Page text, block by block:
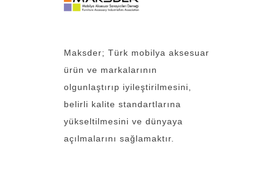
Maksder; Türk mobilya aksesuar
ürün ve markalarının
olgunlaştırıp iyileştirilmesini,
belirli kalite standartlarına
yükseltilmesini ve dünyaya
açılmalarını sağlamaktır.